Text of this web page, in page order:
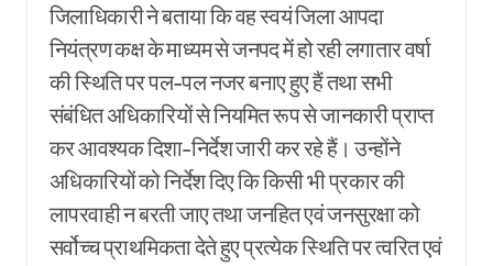
जिलाधिकारी ने बताया कि वह स्वयं जिला आपदा
नियंत्रण कक्ष के माध्यम से जनपद में हो रही लगातार वर्षा
की स्थिति पर पल-पल नजर बनाए हुए हैं तथा सभी
संबंधित अधिकारियों से नियमित रूप से जानकारी प्राप्त
कर आवश्यक दिशा-निर्देश जारी कर रहे हैं। उन्होंने
अधिकारियों को निर्देश दिए कि किसी भी प्रकार की
लापरवाही न बरती जाए तथा जनहित एवं जनसुरक्षा को
सर्वोच्च प्राथमिकता देते हुए प्रत्येक स्थिति पर त्वरित एवं